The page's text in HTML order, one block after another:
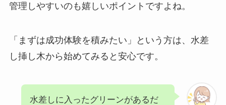
管理しやすいのも嬉しいポイントですよね。
「まずは成功体験を積みたい」という方は、水差
し挿し木から始めてみると安心です。
水差しに入ったグリーンがあるだ